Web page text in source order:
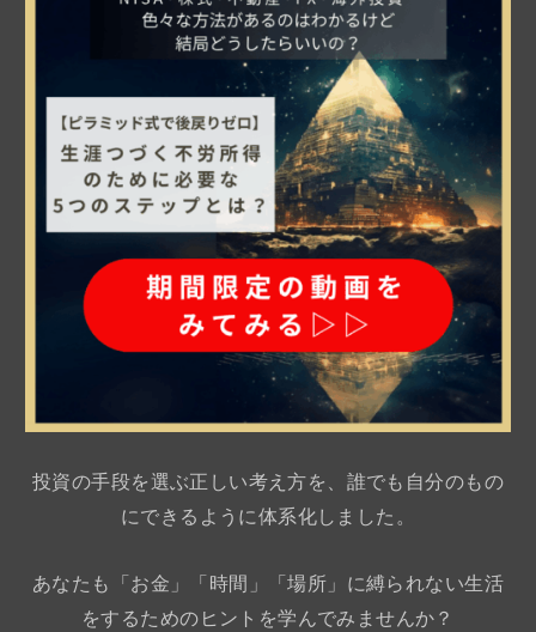
投資の手段を選ぶ正しい考え方を、誰でも自分のもの
にできるように体系化しました。
あなたも「お金」「時間」「場所」に縛られない生活
をするためのヒントを学んでみませんか？